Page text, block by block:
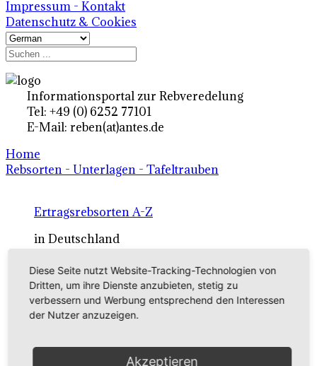
Impressum - Kontakt
Datenschutz & Cookies
Informationsportal zur Rebveredelung
Tel: +49 (0) 6252 77101
E-Mail: reben(at)antes.de
Home
Rebsorten - Unterlagen - Tafeltrauben
Ertragsrebsorten A-Z
in Deutschland
Rebsorten international
externe Links
Tafeltraubensorten
Diese Seite nutzt Website-Tracking-Technologien von
Dritten, um ihre Dienste anzubieten, stetig zu
verbessern und Werbung entsprechend den Interessen
der Nutzer anzuzeigen.
Akzeptieren